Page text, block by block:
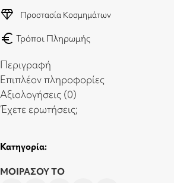
diamond Προστασία Κοσμημάτων
euro Τρόποι Πληρωμής
Περιγραφή
Επιπλέον πληροφορίες
Αξιολογήσεις (0)
Έχετε ερωτήσεις;
Κατηγορία:
ΜΟΙΡΑΣΟΥ ΤΟ